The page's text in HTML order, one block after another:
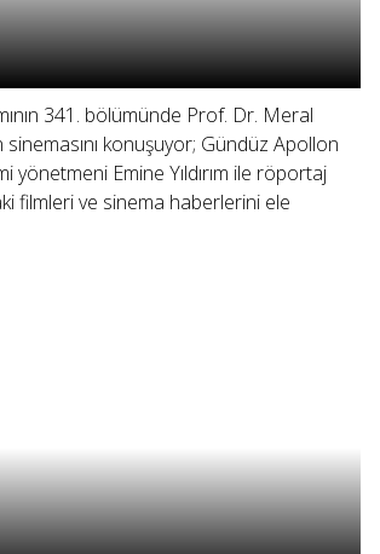
341. bölümünde Prof. Dr. Meral
sinemasını konuşuyor; Gündüz Apollon
yönetmeni Emine Yıldırım ile röportaj
filmleri ve sinema haberlerini ele